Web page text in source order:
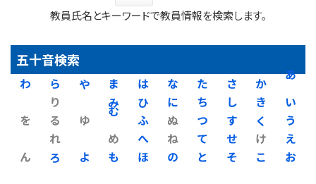
教員氏名とキーワードで教員情報を検索します。
五十音検索
あ
い
う
え
お
か
き
く
け
こ
さ
し
す
せ
そ
た
ち
つ
て
と
な
に
ぬ
ね
の
は
ひ
ふ
へ
ほ
ま
み
む
め
も
や
ゆ
よ
ら
り
る
れ
ろ
わ
を
ん